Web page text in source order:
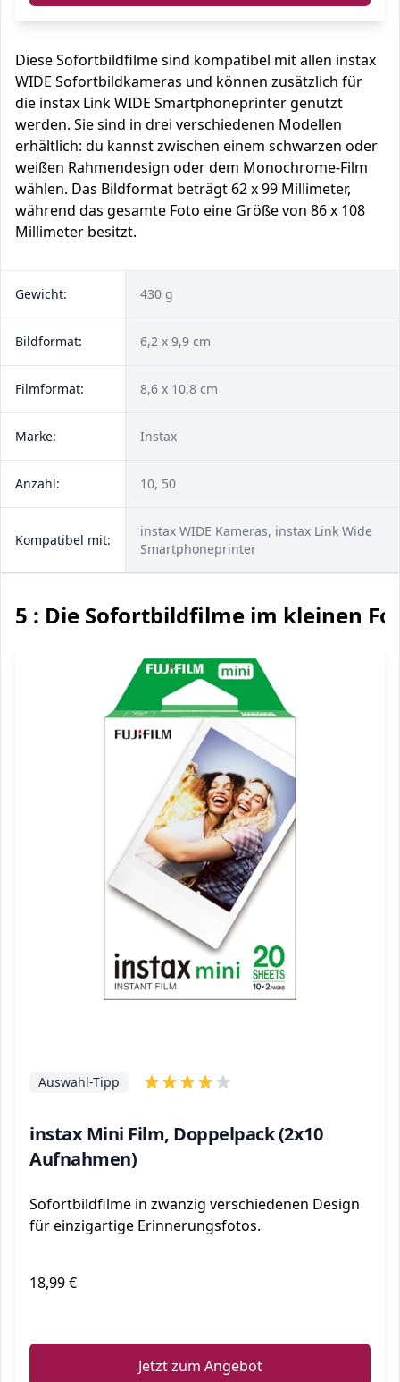
Diese Sofortbildfilme sind kompatibel mit allen instax
WIDE Sofortbildkameras und können zusätzlich für
die instax Link WIDE Smartphoneprinter genutzt
werden. Sie sind in drei verschiedenen Modellen
erhältlich: du kannst zwischen einem schwarzen oder
weißen Rahmendesign oder dem Monochrome-Film
wählen. Das Bildformat beträgt 62 x 99 Millimeter,
während das gesamte Foto eine Größe von 86 x 108
Millimeter besitzt.
Gewicht: 430 g
Bildformat: 6,2 x 9,9 cm
Filmformat: 8,6 x 10,8 cm
Marke: Instax
Anzahl: 10, 50
Kompatibel mit:
instax WIDE Kameras, instax Link Wide
Smartphoneprinter
5 : Die Sofortbildfilme im kleinen
instax Mini Film, Doppelpack (2x10
Aufnahmen)
Auswahl-Tipp
Sofortbildfilme in zwanzig verschiedenen Design
für einzigartige Erinnerungsfotos.
18,99 €
Jetzt zum Angebot